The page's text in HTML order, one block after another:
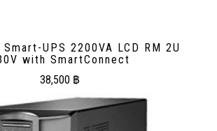
Smart-UPS 2200VA LCD RM 2U
with SmartConnect
38,500 ฿